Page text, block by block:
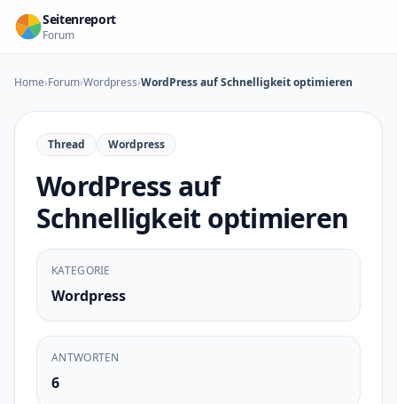
Zum Inhalt springen
Seitenreport
Forum
Home›Forum›Wordpress›WordPress auf Schnelligkeit optimieren
Thread Wordpress
WordPress auf
Schnelligkeit optimieren
KATEGORIE
Wordpress
ANTWORTEN
6